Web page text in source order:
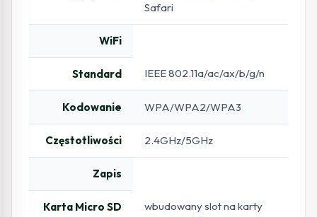
Safari
WiFi
Standard IEEE 802.11a/ac/ax/b/g/n
Kodowanie WPA/WPA2/WPA3
Częstotliwości 2.4GHz/5GHz
Zapis
Karta Micro SD
wbudowany slot na karty